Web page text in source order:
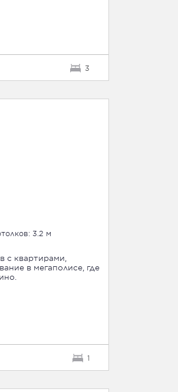
3
3.2 м
с квартирами,
в мегаполисе, где
1